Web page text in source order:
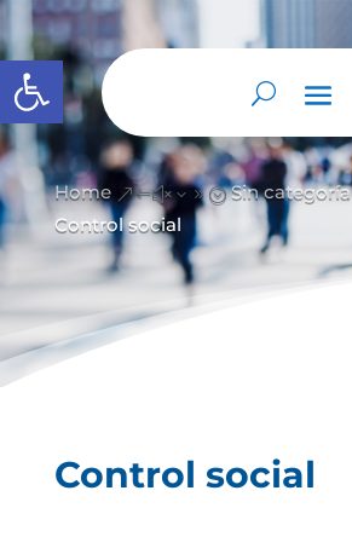
Abrir barra de herramientas
Home &#x39; Sin categoría
Control social
Control social